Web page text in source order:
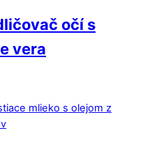
očí s
vera